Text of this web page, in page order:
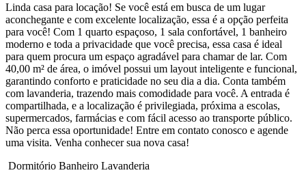
Linda casa para locação! Se você está em busca de um lugar
aconchegante e com excelente localização, essa é a opção perfeita
para você! Com 1 quarto espaçoso, 1 sala confortável, 1 banheiro
moderno e toda a privacidade que você precisa, essa casa é ideal
para quem procura um espaço agradável para chamar de lar. Com
40,00 m² de área, o imóvel possui um layout inteligente e funcional,
garantindo conforto e praticidade no seu dia a dia. Conta também
com lavanderia, trazendo mais comodidade para você. A entrada é
compartilhada, e a localização é privilegiada, próxima a escolas,
supermercados, farmácias e com fácil acesso ao transporte público.
Não perca essa oportunidade! Entre em contato conosco e agende
uma visita. Venha conhecer sua nova casa!
Dormitório Banheiro Lavanderia